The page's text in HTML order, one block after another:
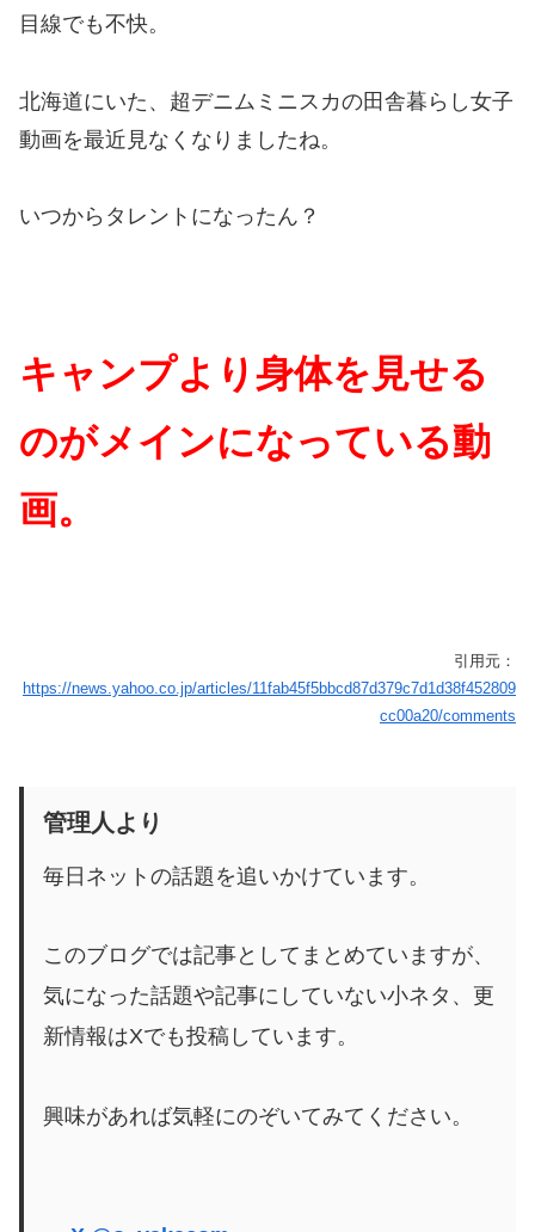
目線でも不快。
北海道にいた、超デニムミニスカの田舎暮らし女子
動画を最近見なくなりましたね。
いつからタレントになったん？
キャンプより身体を見せる
のがメインになっている動
画。
引用元：
https://news.yahoo.co.jp/articles/11fab45f5bbcd87d379c7d1d38f452809
cc00a20/comments
管理人より
毎日ネットの話題を追いかけています。
このブログでは記事としてまとめていますが、
気になった話題や記事にしていない小ネタ、更
新情報はXでも投稿しています。
興味があれば気軽にのぞいてみてください。